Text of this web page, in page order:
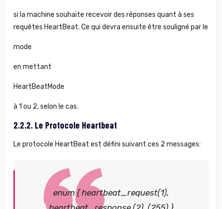
si la machine souhaite recevoir des réponses quant à ses
requêtes HeartBeat. Ce qui devra ensuite être souligné par le
mode
en mettant
HeartBeatMode
à 1 ou 2, selon le cas.
2.2.2. Le Protocole Heartbeat
Le protocole HeartBeat est défini suivant ces 2 messages:
enum { heartbeat_request(1),